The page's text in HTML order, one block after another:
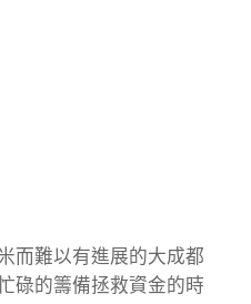
而難以有進展的大成都
碌的籌備拯救資金的時